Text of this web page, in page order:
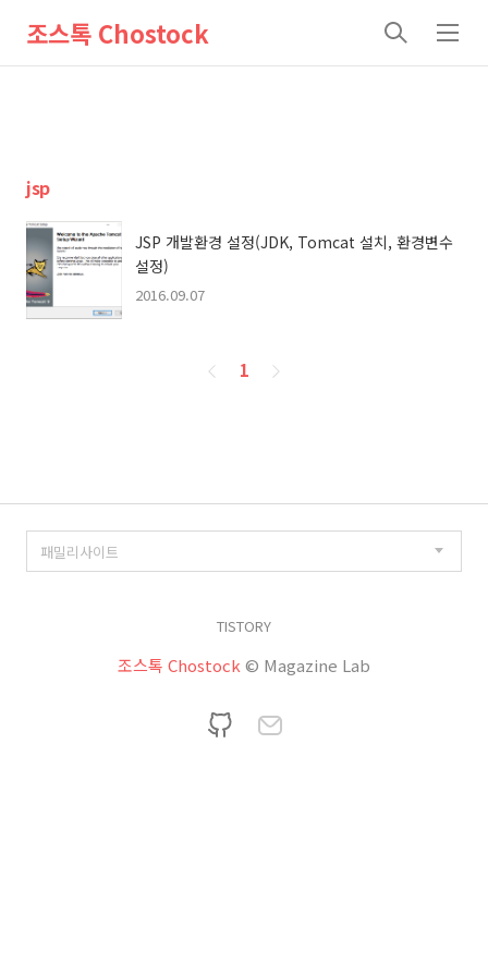
조스톡 Chostock
검
메
jsp
JSP 개발환경 설정(JDK, Tomcat 설치, 환경변수
설정)
2016.09.07
페
1
TISTORY
조스톡 Chostock © Magazine Lab